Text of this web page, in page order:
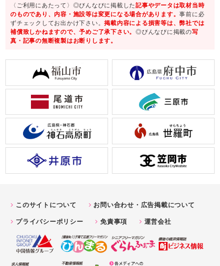
〈ご利用にあたって〉◎びんなびに掲載した記事やデータは取材当時
のものであり、内容・施設等は変更になる場合があります。事前に必
ずチェックしてお出かけ下さい。掲載内容による損害等は、弊社では
補償致しかねますので、予めご了承下さい。◎びんなびに掲載の写
真・記事の無断複製はお断りします。
このサイトについて
お問い合わせ・広告掲載について
プライバシーポリシー
免責事項 運営会社